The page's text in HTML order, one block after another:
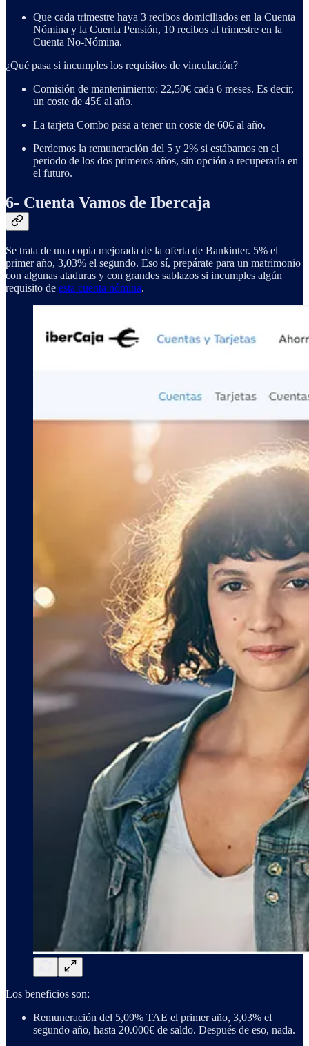
Que cada trimestre haya 3 recibos domiciliados en la Cuenta
Nómina y la Cuenta Pensión, 10 recibos al trimestre en la
Cuenta No-Nómina.
¿Qué pasa si incumples los requisitos de vinculación?
Comisión de mantenimiento: 22,50€ cada 6 meses. Es decir,
un coste de 45€ al año.
La tarjeta Combo pasa a tener un coste de 60€ al año.
Perdemos la remuneración del 5 y 2% si estábamos en el
periodo de los dos primeros años, sin opción a recuperarla en
el futuro.
6- Cuenta Vamos de Ibercaja
Se trata de una copia mejorada de la oferta de Bankinter. 5% el
primer año, 3,03% el segundo. Eso sí, prepárate para un matrimonio
con algunas ataduras y con grandes sablazos si incumples algún
requisito de esta cuenta nómina.
Los beneficios son:
Remuneración del 5,09% TAE el primer año, 3,03% el
segundo año, hasta 20.000€ de saldo. Después de eso, nada.